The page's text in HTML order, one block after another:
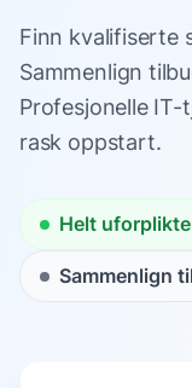
Finn kvalifiserte
Sammenlign
Profesjonelle IT-
rask oppstart.
Helt
Sammenlign